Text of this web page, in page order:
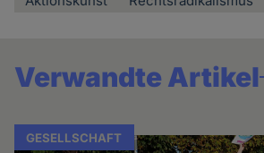
Verwandte Artikel
GESELLSCHAFT